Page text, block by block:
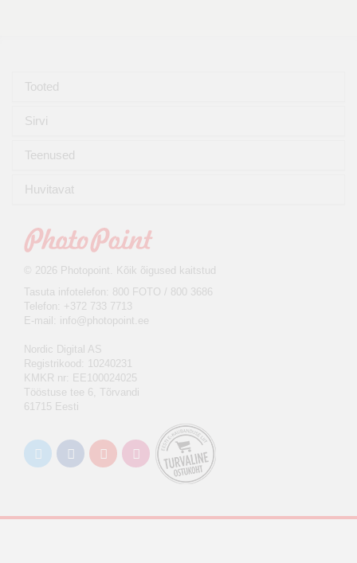
Tooted
Sirvi
Teenused
Huvitavat
© 2026 Photopoint. Kõik õigused kaitstud
Tasuta infotelefon: 800 FOTO / 800 3686
Telefon: +372 733 7713
E-mail: info@photopoint.ee
Nordic Digital AS
Registrikood: 10240231
KMKR nr: EE100024025
Tööstuse tee 6, Tõrvandi
61715 Eesti